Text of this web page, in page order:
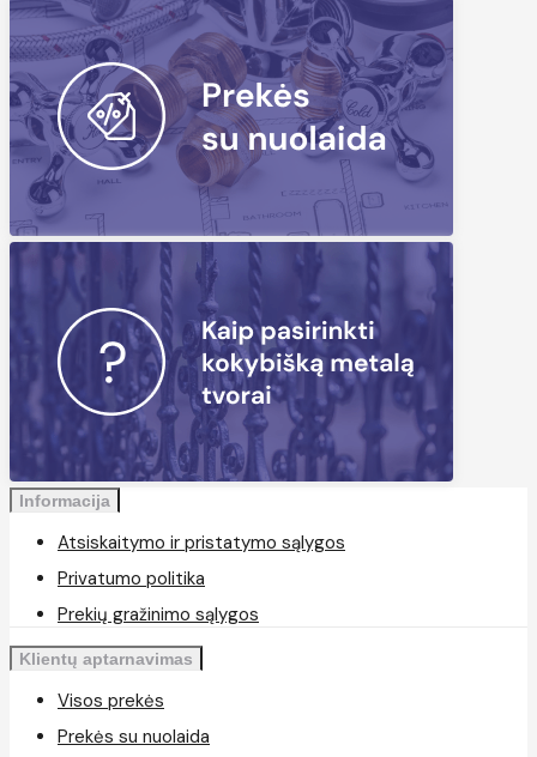
Informacija
Atsiskaitymo ir pristatymo sąlygos
Privatumo politika
Prekių gražinimo sąlygos
Klientų aptarnavimas
Visos prekės
Prekės su nuolaida